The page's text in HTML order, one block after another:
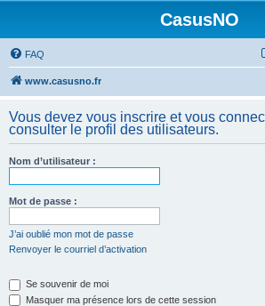
CasusNO
FAQ
www.casusno.fr
Vous devez vous inscrire et vous
consulter le profil des utilisateurs.
Nom d’utilisateur :
Mot de passe :
J’ai oublié mon mot de passe
Renvoyer le courriel d’activation
Se souvenir de moi
Masquer ma présence lors de cette session